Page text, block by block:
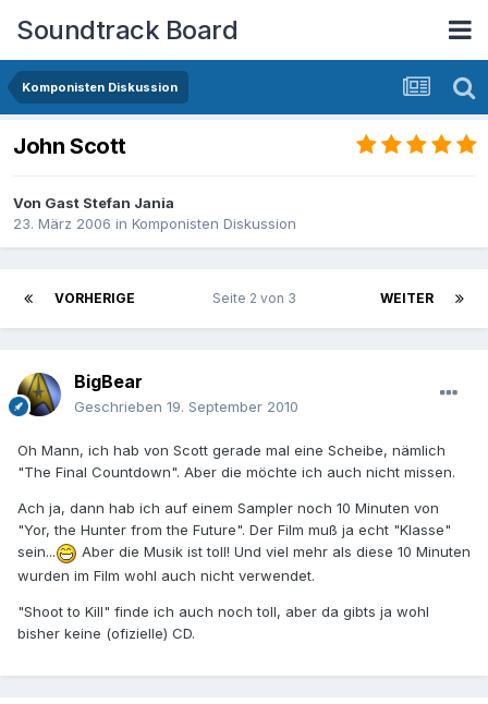
Soundtrack Board
Komponisten Diskussion
John Scott
Von Gast Stefan Jania
23. März 2006 in Komponisten Diskussion
VORHERIGE WEITER
Seite 2 von 3
BigBear
Geschrieben 19. September 2010
Oh Mann, ich hab von Scott gerade mal eine Scheibe, nämlich
"The Final Countdown". Aber die möchte ich auch nicht missen.
Ach ja, dann hab ich auf einem Sampler noch 10 Minuten von
"Yor, the Hunter from the Future". Der Film muß ja echt "Klasse"
sein...
Aber die Musik ist toll! Und viel mehr als diese 10 Minuten
wurden im Film wohl auch nicht verwendet.
"Shoot to Kill" finde ich auch noch toll, aber da gibts ja wohl
bisher keine (ofizielle) CD.